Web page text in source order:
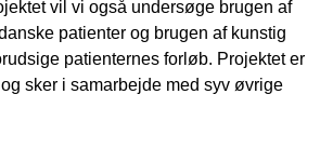
vil vi også undersøge brugen af
patienter og brugen af kunstig
patienternes forløb. Projektet er
sker i samarbejde med syv øvrige